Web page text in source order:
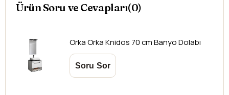
Lavabo
Tezgah Üstü Lavabo
Çekmece /
Çekmeceli
Ürün Soru ve Cevapları(0)
OrkaOrka Knidos 70 cm Banyo Dolabı